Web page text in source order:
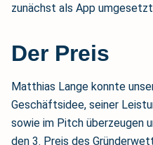
zunächst als App
Der Preis
Matthias Lange konnte
Geschäftsidee, seiner
sowie im Pitch überzeugen
den 3. Preis des